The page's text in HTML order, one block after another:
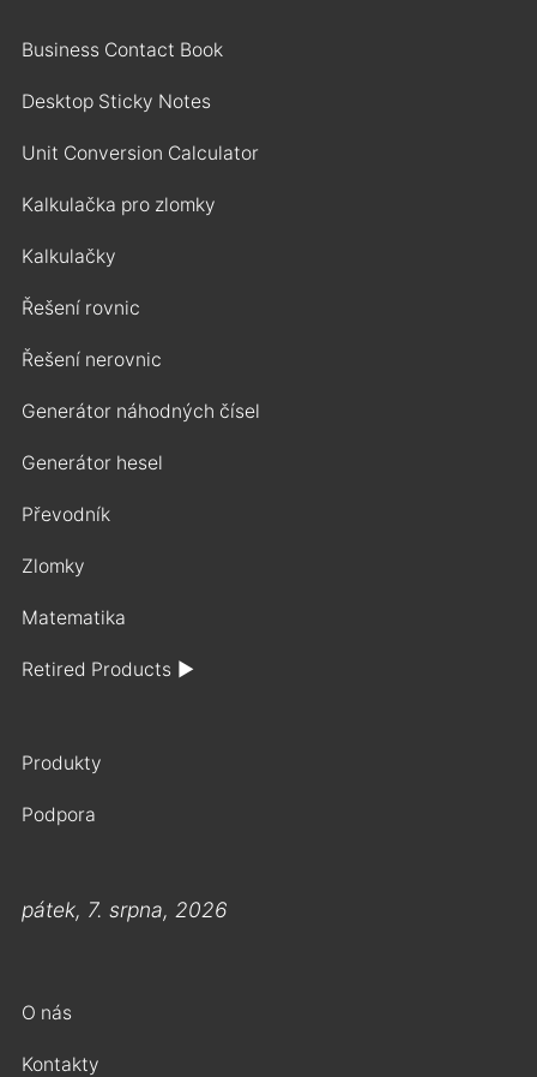
Business Contact Book
Desktop Sticky Notes
Unit Conversion Calculator
Kalkulačka pro zlomky
Kalkulačky
Řešení rovnic
Řešení nerovnic
Generátor náhodných čísel
Generátor hesel
Převodník
Zlomky
Matematika
Retired Products ►
Produkty
Podpora
pátek, 7. srpna, 2026
O nás
Kontakty